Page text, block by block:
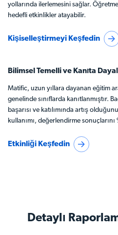
yollarında ilerlemesini sağlar.
hedefli etkinlikler atayabilir.
Kişiselleştirmeyi Keşfedin
Bilimsel Temelli ve Kanıta
Matific, uzun yıllara dayanan eğitim
genelinde sınıflarda kanıtlanmıştır.
başarısı ve katılımında artış
kullanımı, değerlendirme sonuçlarını
Etkinliği Keşfedin
Detaylı